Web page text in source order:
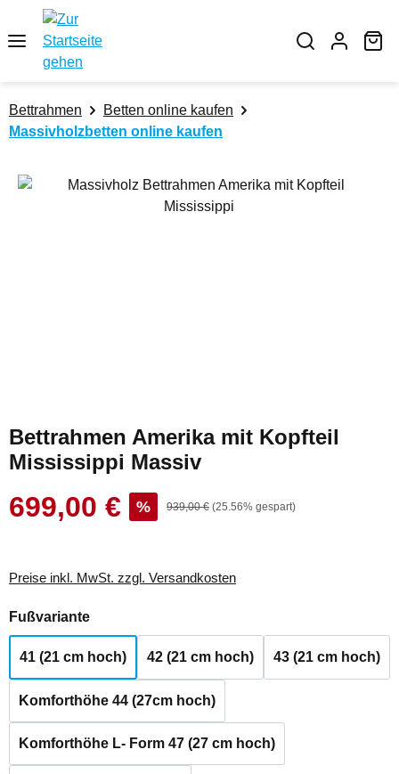
Zum Hauptinhalt springen
Bettrahmen
Betten online kaufen
Massivholzbetten online kaufen
Bildergalerie überspringen
Bettrahmen Amerika mit Kopfteil
Mississippi Massiv
Verkaufspreis:
699,00 € % Regulärer Preis:
939,00 € (25.56% gespart)
Preise inkl. MwSt. zzgl. Versandkosten
Fußvarianteauswählen
41 (21 cm hoch) 42 (21 cm hoch) 43 (21 cm hoch)
Komforthöhe 44 (27cm hoch)
Komforthöhe L- Form 47 (27 cm hoch)